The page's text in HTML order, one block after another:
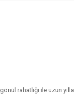
gönül rahatlığı ile uzun